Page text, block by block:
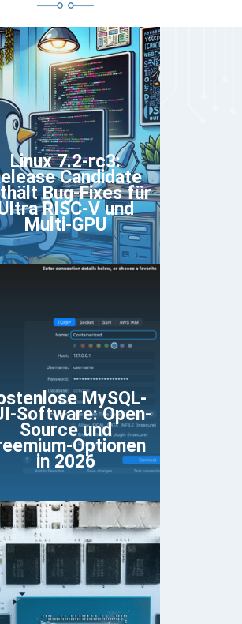
Linux 7.2-rc3:
Candidate
Bug-Fixes für
RISC-V und
Multi-GPU
MySQL-
Software: Open-
Source und
Optionen
in 2026